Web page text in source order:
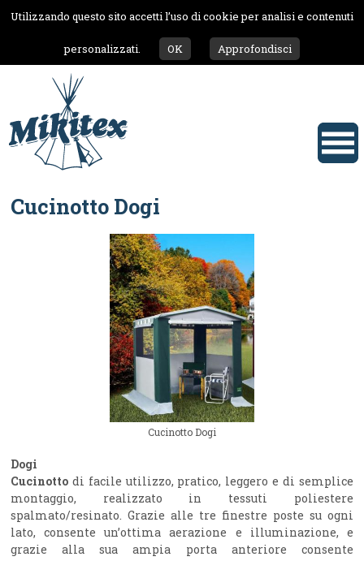
Utilizzando questo sito accetti l’uso di cookie per analisi e contenuti
personalizzati. OK Approfondisci
Cucinotto Dogi
Cucinotto Dogi
Dogi
Cucinotto di facile utilizzo, pratico, leggero e di semplice
montaggio, realizzato in tessuti poliestere
spalmato/resinato. Grazie alle tre finestre poste su ogni
lato, consente un’ottima aerazione e illuminazione, e
grazie alla sua ampia porta anteriore consente